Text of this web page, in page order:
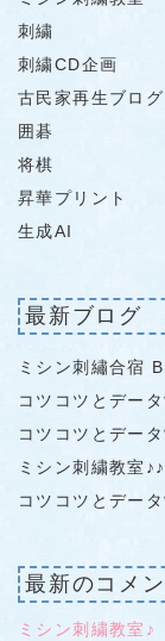
刺繍
刺繍CD企画
古民家再生ブロ
囲碁
将棋
昇華プリント
生成AI
最新ブログ
ミシン刺繡合宿
コツコツとデー
コツコツとデー
ミシン刺繍教室
コツコツとデー
最新のコメン
ミシン刺繍教室